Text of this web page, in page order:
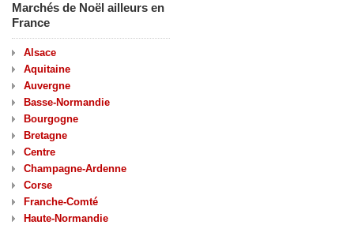
Marchés de Noël ailleurs en
France
Alsace
Aquitaine
Auvergne
Basse-Normandie
Bourgogne
Bretagne
Centre
Champagne-Ardenne
Corse
Franche-Comté
Haute-Normandie